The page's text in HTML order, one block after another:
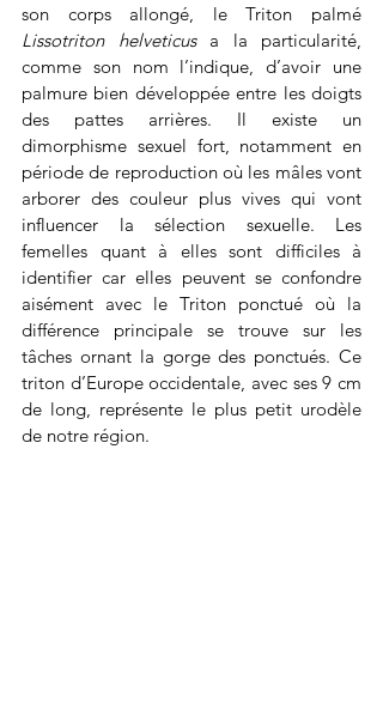
Lissotriton helveticus a la particularité,
comme son nom l’indique, d’avoir une
palmure bien développée entre les doigts
des pattes arrières. Il existe un
dimorphisme sexuel fort, notamment en
période de reproduction où les mâles vont
arborer des couleur plus vives qui vont
influencer la sélection sexuelle. Les
femelles quant à elles sont difficiles à
identifier car elles peuvent se confondre
aisément avec le Triton ponctué où la
différence principale se trouve sur les
tâches ornant la gorge des ponctués. Ce
triton d’Europe occidentale, avec ses 9 cm
de long, représente le plus petit urodèle
de notre région.